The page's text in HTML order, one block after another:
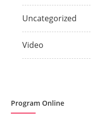
Uncategorized
Video
Program Online